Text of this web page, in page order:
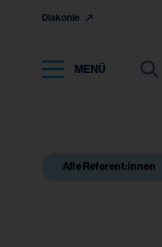
Diakonie
MENÜ
Suche
Suche
Alle Referent:innen